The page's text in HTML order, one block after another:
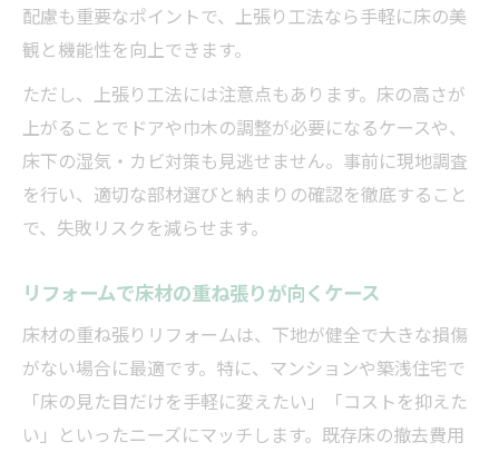
配慮も重要なポイントで、上張り工法なら手軽に床の美
観と機能性を向上できます。
ただし、上張り工法には注意点もあります。床の高さが
上がることでドアや巾木の調整が必要になるケースや、
床下の湿気・カビ対策も見逃せません。事前に現地調査
を行い、適切な部材選びと納まりの確認を徹底すること
で、失敗リスクを減らせます。
リフォームで床材の重ね張りが向くケース
床材の重ね張りリフォームは、下地が健全で大きな損傷
がない場合に最適です。特に、マンションや築浅住宅で
「床の見た目だけを手軽に変えたい」「コストを抑えた
い」といったニーズにマッチします。既存床の撤去費用